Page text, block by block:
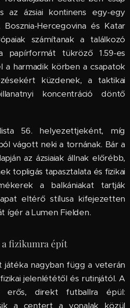
az ázsiai kontinens egy-egy
Bosznia-Hercegovina és Katar
számítanak a találkozó
papírformát tükröző 1.59-es
a harmadik körben a csapatok
küzdenek, a taktikai
koncentráció döntő
56. helyezettjeként, míg
vágott neki a tornának. Bár a
az ázsiaiak állnak előrébb,
topligás tapasztalata és fizikai
a balkániakat tartják
eltérő stílusa kifejezetten
ígér a Lumen Fielden.
a fizikumra épít
nagyban függ a veterán
jelenlététől és rutinjától. A
erős, direkt futballra épül:
a centert a vonalak közül